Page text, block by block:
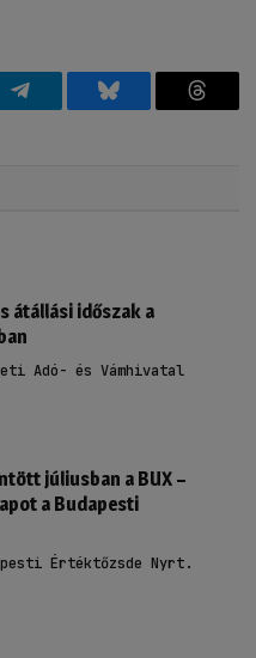
Telegram Bluesky Threads
átállási időszak a
Adó- és Vámhivatal
júliusban a BUX –
a Budapesti
Értéktőzsde Nyrt.